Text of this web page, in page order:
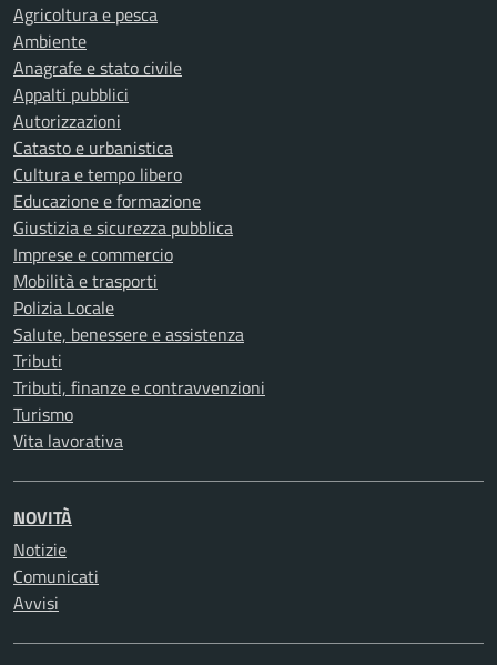
Agricoltura e pesca
Ambiente
Anagrafe e stato civile
Appalti pubblici
Autorizzazioni
Catasto e urbanistica
Cultura e tempo libero
Educazione e formazione
Giustizia e sicurezza pubblica
Imprese e commercio
Mobilità e trasporti
Polizia Locale
Salute, benessere e assistenza
Tributi
Tributi, finanze e contravvenzioni
Turismo
Vita lavorativa
NOVITÀ
Notizie
Comunicati
Avvisi